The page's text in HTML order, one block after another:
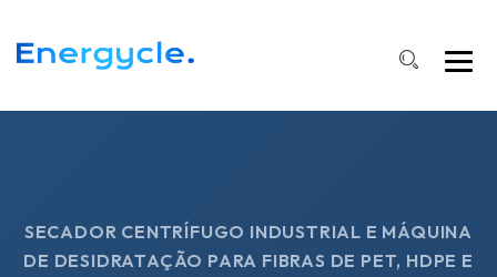
SECADOR CENTRÍFUGO INDUSTRIAL E MÁQUINA
DE DESIDRATAÇÃO PARA FIBRAS DE PET, HDPE E